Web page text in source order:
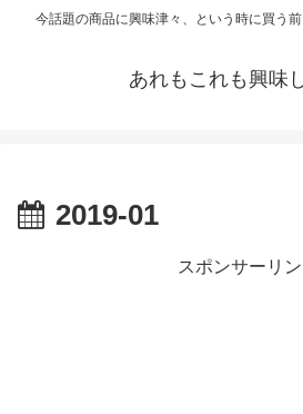
今話題の商品に興味津々、という時に買う
あれもこれも興味
2019-01
スポンサーリン